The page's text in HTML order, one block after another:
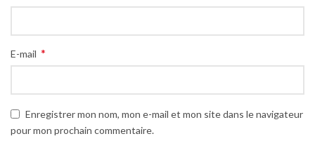
E-mail *
Enregistrer mon nom, mon e-mail et mon site dans le navigateur
pour mon prochain commentaire.